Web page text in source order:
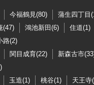
今福鶴見(80) 蒲生四丁目
(47) 鴻池新田(6)
住道(1)
路(2)
関目成育(22)
新森古市
玉造(1) 桃谷(1) 天王寺